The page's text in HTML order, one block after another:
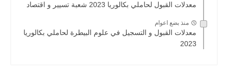
معدلات القبول لحاملي بكالوريا 2023 شعبة تسيير و اقتصاد
منذ بضع اعوام
معدلات القبول و التسجيل في علوم البيطرة لحاملي بكالوريا
2023